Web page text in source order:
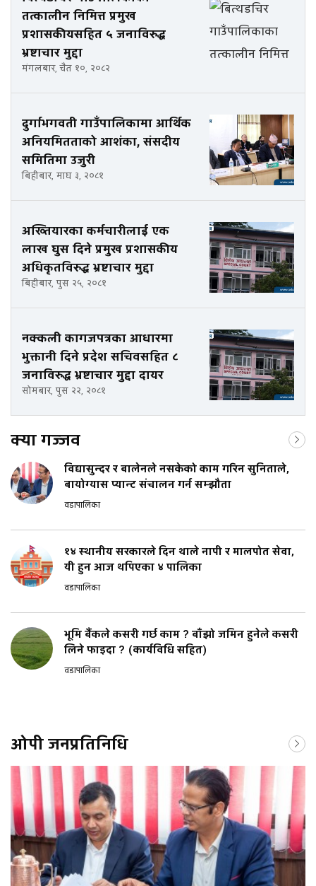
तत्कालीन निमित्त प्रमुख
प्रशासकीयसहित ५ जनाविरुद्ध
भ्रष्टाचार मुद्दा
मंगलबार, चैत १०, २०८२
दुर्गाभगवती गाउँपालिकामा आर्थिक
अनियमितताको आशंका, संसदीय
समितिमा उजुरी
बिहीबार, माघ ३, २०८१
अख्तियारका कर्मचारीलाई एक
लाख घुस दिने प्रमुख प्रशासकीय
अधिकृतविरुद्ध भ्रष्टाचार मुद्दा
बिहीबार, पुस २५, २०८१
नक्कली कागजपत्रका आधारमा
भुक्तानी दिने प्रदेश सचिवसहित ८
जनाविरुद्ध भ्रष्टाचार मुद्दा दायर
सोमबार, पुस २२, २०८१
क्या गज्जव
विद्यासुन्दर र बालेनले नसकेको काम गरिन सुनिताले,
बायोग्यास प्यान्ट संचालन गर्न सम्झौता
वडापालिका
१४ स्थानीय सरकारले दिन थाले नापी र मालपोत सेवा,
यी हुन आज थपिएका ४ पालिका
वडापालिका
भूमि बैंकले कसरी गर्छ काम ? बाँझो जमिन हुनेले कसरी
लिने फाइदा ? (कार्यविधि सहित)
वडापालिका
ओपी जनप्रतिनिधि